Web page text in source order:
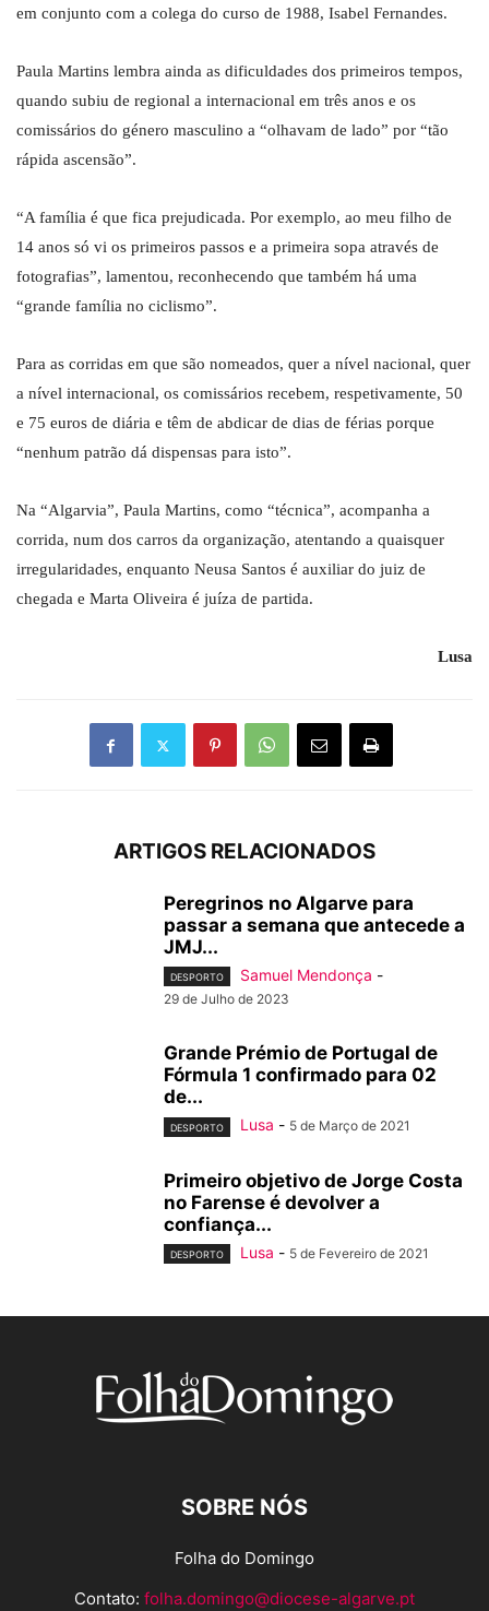
em conjunto com a colega do curso de 1988, Isabel Fernandes.
Paula Martins lembra ainda as dificuldades dos primeiros tempos,
quando subiu de regional a internacional em três anos e os
comissários do género masculino a “olhavam de lado” por “tão
rápida ascensão”.
“A família é que fica prejudicada. Por exemplo, ao meu filho de
14 anos só vi os primeiros passos e a primeira sopa através de
fotografias”, lamentou, reconhecendo que também há uma
“grande família no ciclismo”.
Para as corridas em que são nomeados, quer a nível nacional, quer
a nível internacional, os comissários recebem, respetivamente, 50
e 75 euros de diária e têm de abdicar de dias de férias porque
“nenhum patrão dá dispensas para isto”.
Na “Algarvia”, Paula Martins, como “técnica”, acompanha a
corrida, num dos carros da organização, atentando a quaisquer
irregularidades, enquanto Neusa Santos é auxiliar do juiz de
chegada e Marta Oliveira é juíza de partida.
Lusa
ARTIGOS RELACIONADOS
Peregrinos no Algarve para
passar a semana que antecede a
JMJ...
DESPORTO Samuel Mendonça -
29 de Julho de 2023
Grande Prémio de Portugal de
Fórmula 1 confirmado para 02
de...
DESPORTO Lusa - 5 de Março de 2021
Primeiro objetivo de Jorge Costa
no Farense é devolver a
confiança...
DESPORTO Lusa - 5 de Fevereiro de 2021
SOBRE NÓS
Folha do Domingo
Contato: folha.domingo@diocese-algarve.pt